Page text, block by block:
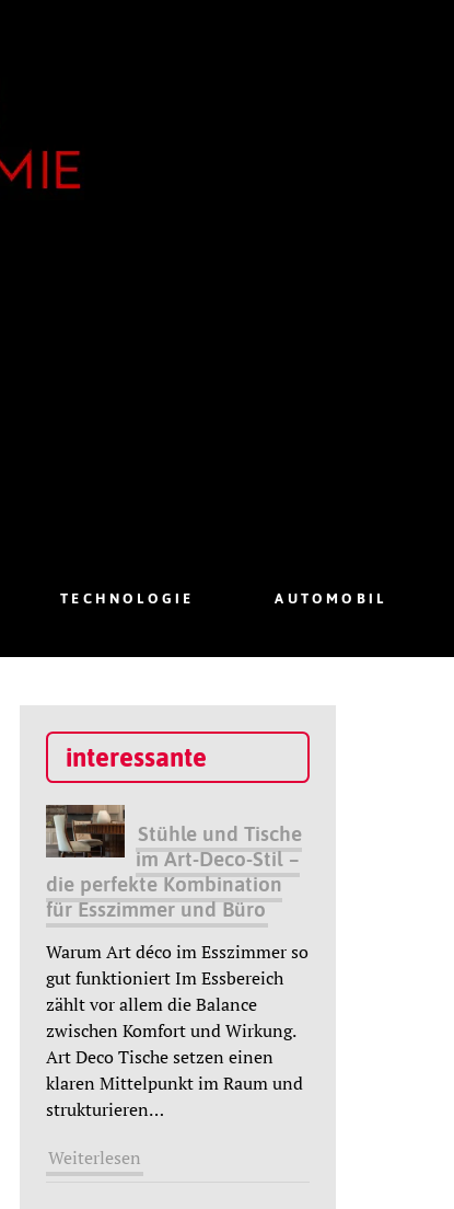
TECHNOLOGIE AUTOMOBIL
interessante
Stühle und Tische
im Art-Deco-Stil –
die perfekte Kombination
für Esszimmer und Büro
Warum Art déco im Esszimmer so
gut funktioniert Im Essbereich
zählt vor allem die Balance
zwischen Komfort und Wirkung.
Art Deco Tische setzen einen
klaren Mittelpunkt im Raum und
strukturieren…
Weiterlesen